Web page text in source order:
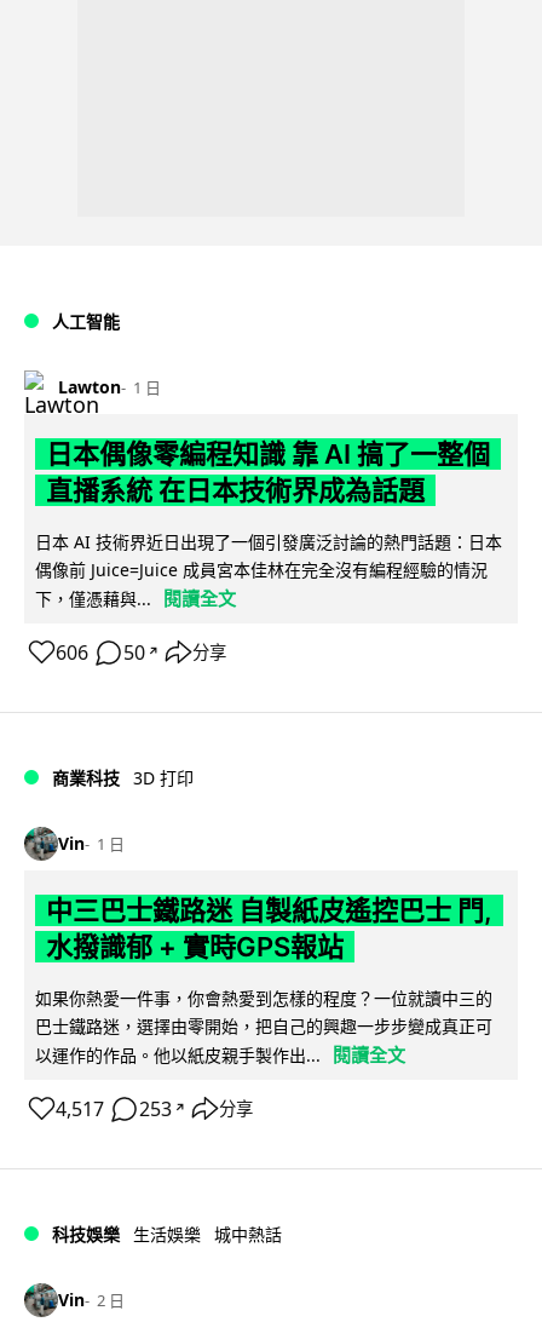
人工智能
Lawton 1 日
日本偶像零編程知識 靠 AI 搞了一整個
直播系統 在日本技術界成為話題
日本 AI 技術界近日出現了一個引發廣泛討論的熱門話題：日本
偶像前 Juice=Juice 成員宮本佳林在完全沒有編程經驗的情況
下，僅憑藉與...
閱讀全文
606 50 ↗ 分享
商業科技 3D 打印
Vin 1 日
中三巴士鐵路迷 自製紙皮遙控巴士 門,
水撥識郁 + 實時GPS報站
如果你熱愛一件事，你會熱愛到怎樣的程度？一位就讀中三的
巴士鐵路迷，選擇由零開始，把自己的興趣一步步變成真正可
以運作的作品。他以紙皮親手製作出...
閱讀全文
4,517 253 ↗ 分享
科技娛樂 生活娛樂 城中熱話
Vin 2 日